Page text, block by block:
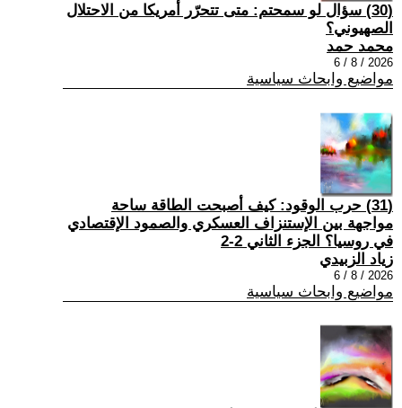
(30) سؤال لو سمحتم: متى تتحرّر أمريكا من الاحتلال
الصهيوني؟
محمد حمد
2026 / 8 / 6
مواضيع وابحاث سياسية
(31) حرب الوقود: كيف أصبحت الطاقة ساحة
مواجهة بين الإستنزاف العسكري والصمود الإقتصادي
في روسيا؟ الجزء الثاني 2-2
زياد الزبيدي
2026 / 8 / 6
مواضيع وابحاث سياسية